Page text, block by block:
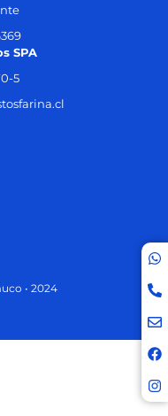
SPA
5
• 2024